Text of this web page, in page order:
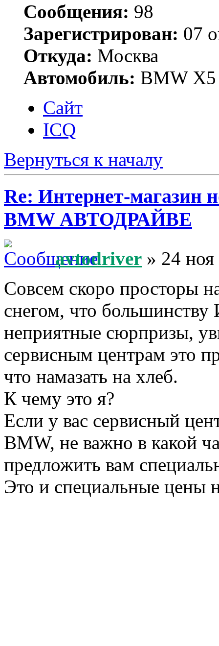
Сообщения: 98
Зарегистрирован: 07
Откуда: Москва
Автомобиль: BMW X5
Сайт
ICQ
Вернуться к началу
Re: Интернет-магазин
BMW АВТОДРАЙВЕ
avtodriver » 24
Совсем скоро просторы
снегом, что
неприятные сюрпризы,
сервисным центрам это
что намазать на хлеб.
К чему это я?
Если у вас сервисный
BMW, не важно в какой
предложить вам
Это и специальные цены